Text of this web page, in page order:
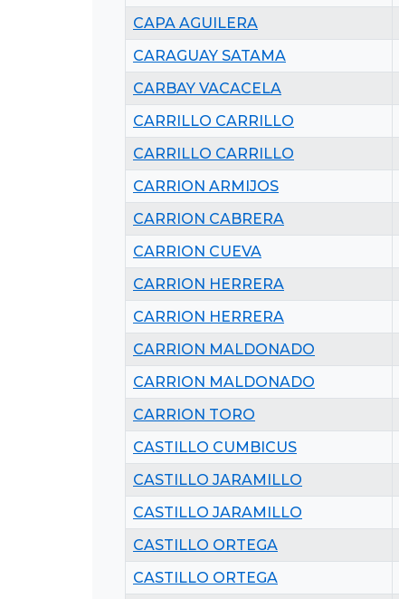
CAPA AGUILERA
CARAGUAY SATAMA
CARBAY VACACELA
CARRILLO CARRILLO
CARRILLO CARRILLO
CARRION ARMIJOS
CARRION CABRERA
CARRION CUEVA
CARRION HERRERA
CARRION HERRERA
CARRION MALDONADO
CARRION MALDONADO
CARRION TORO
CASTILLO CUMBICUS
CASTILLO JARAMILLO
CASTILLO JARAMILLO
CASTILLO ORTEGA
CASTILLO ORTEGA